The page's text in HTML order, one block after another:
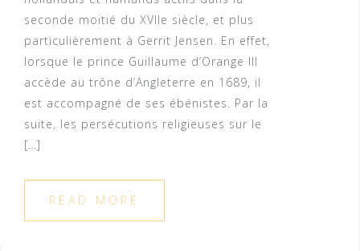
seconde moitié du XVIIe siècle, et plus
particulièrement à Gerrit Jensen. En effet,
lorsque le prince Guillaume d’Orange III
accède au trône d’Angleterre en 1689, il
est accompagné de ses ébénistes. Par la
suite, les persécutions religieuses sur le
[…]
READ MORE